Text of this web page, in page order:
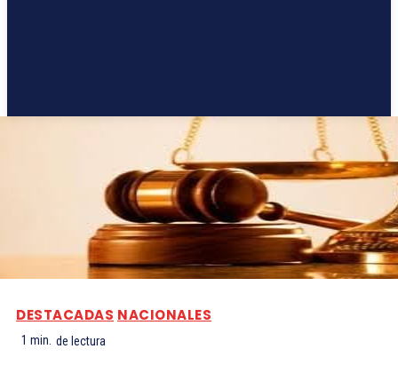
DESTACADAS NACIONALES
1 min. de lectura